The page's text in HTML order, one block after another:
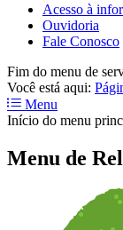
Acesso à
Ouvidoria
Fale Conosco
Fim do menu de
Você está aqui:
Menu
Início do menu
Menu de